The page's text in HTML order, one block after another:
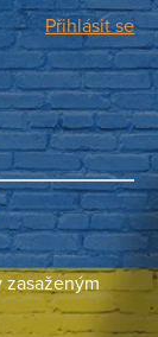
Přihlásit se